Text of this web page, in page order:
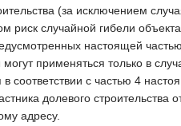
(за исключением
риск случайной гибели
настоящей
применяться только в
соответствии с частью 4
долевого строительства
адресу.